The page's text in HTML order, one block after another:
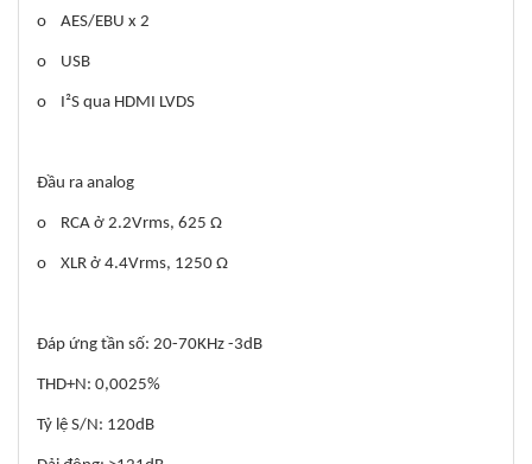
o AES/EBU x 2
o USB
o I²S qua HDMI LVDS
Đầu ra analog
o RCA ở 2.2Vrms, 625 Ω
o XLR ở 4.4Vrms, 1250 Ω
Đáp ứng tần số: 20-70KHz -3dB
THD+N: 0,0025%
Tỷ lệ S/N: 120dB